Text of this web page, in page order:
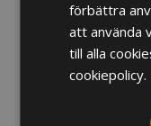
STÄLL
SVART
förbättra
att använda
till alla
cookiepolicy.